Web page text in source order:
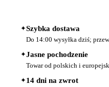
✦Szybka dostawa
Do 14:00 wysyłka dziś;
✦Jasne pochodzenie
Towar od polskich i
✦14 dni na zwrot